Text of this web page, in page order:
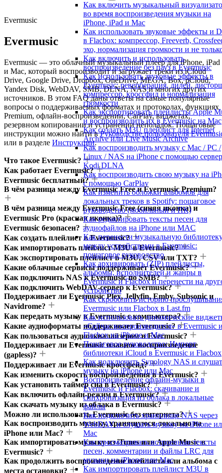
Как включить музыкальный
во время воспроизведения музыки на
iPhone, iPad и Mac
Как использовать звуковые эффекты и
в Flacbox: компрессор, Freeverb,
эхо, нормализация громкости и не
Как включить и использовать
воспроизведение без пауз в Evermusic
Как использовать звуковые эффекты в
Evermusic: реверберация, дилей,
компрессор, кроссфид и нормализация
громкости
Как экспортировать плейлисты Apple
и воспроизводить их в Evermusic на Mac
Как создать M3U плейлист для Internet
Archive или Live Music Archive
Как воспроизводить музыку с Mac / PC /
Linux / NAS на iPhone с помощью
Kodi DLNA
Как воспроизводить свою музыку на
с помощью CarPlay
Как изменить обложки альбомов для
локальных треков в Spotify: пошаговое
руководство (мобильный и ПК)
Как редактировать тексты песен для
аудиофайлов на iPhone или MAC
Как перенести музыкальную
между устройствами в Evermusic:
пошаговое руководство
Как архивировать (ZIP) плейлисты,
альбомы, исполнителей и жанры в
Evermusic и Flacbox и перенести на
устройство
Как скробблить историю
Evermusic или Flacbox в Last.fm
Как использовать динамические
«Сейчас воспроизводится» в Evermusic
Flacbox на iPhone и Mac
Пошаговое руководство: Импорт
библиотеки iCloud в Evermusic и Flacbox
Как подключить Synology NAS и
музыку на iPhone или Mac
Воспроизведение офлайн-музыки в
Evermusic и Flacbox: скачивание и
синхронизация из облака в локальные
файлы
Как подключить хранилище NAS через
WebDAV и слушать музыку на iPhone
Mac
Как просматривать встроенные тексты
песен, комментарии и файлы LRC для
музыки на iPhone или Mac
Как импортировать плейлист M3U в
Evermusic
Evermusic
Evermusic — это облачный музыкальный плеер для iPhone, iPad
и Mac, который воспроизводит и загружает треки из iCloud
Drive, Google Drive, Dropbox, OneDrive, MEGA, Box, pCloud,
Yandex Disk, WebDAV, SMB, DLNA, NAS и многих других
источников. В этом FAQ даны ответы на самые популярные
вопросы о поддерживаемых форматах и протоколах, функциях
Premium, офлайн-воспроизведении, CarPlay, виджетах,
резервном копировании и устранении неполадок. Пошаговые
инструкции можно найти вРуководстве пользователя
или в разделе Инструкции.
Что такое Evermusic?
Как работает Evermusic?
Evermusic бесплатный?
В чём разница между Evermusic Free и Evermusic Premium?
В чём разница между Evermusic Free (синяя иконка) и
Evermusic Pro (красная иконка)?
Evermusic безопасен?
Как создать плейлист в Evermusic?
Как импортировать плейлист M3U в Evermusic?
Как экспортировать плейлист в M3U, CSV или TXT?
Какие облачные сервисы поддерживает Evermusic?
Как подключить NAS к Evermusic по SMB?
Как подключить WebDAV-сервер к Evermusic?
Поддерживает ли Evermusic Plex, Jellyfin, Emby, Subsonic и
Navidrome?
Как передать музыку в Evermusic с компьютера?
Какие аудиоформаты поддерживает Evermusic?
Как пользоваться аудиоэквалайзером в Evermusic?
Поддерживает ли Evermusic плавное воспроизведение
(gapless)?
Поддерживает ли Evermusic кроссфейд?
Как изменить скорость воспроизведения в Evermusic?
Как установить таймер сна в Evermusic?
Как включить офлайн-режим в Evermusic?
Как скачать музыку из облака в Evermusic?
Можно ли использовать Evermusic без интернета?
Как воспроизводить музыку, хранящуюся локально на
iPhone или Mac?
Как импортировать музыку из iTunes или Apple Music в
Evermusic?
Как продолжить воспроизведение плейлиста или альбома с
места остановки?